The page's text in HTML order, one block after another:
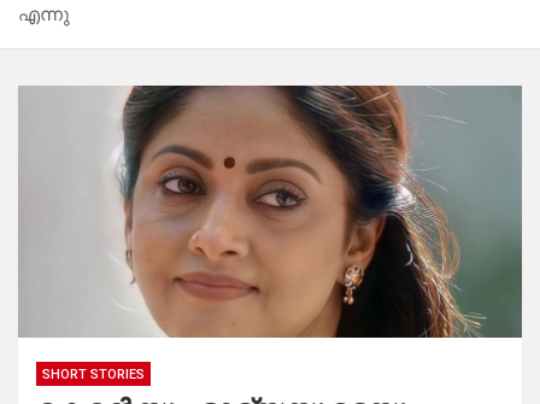
എന്നു
SHORT STORIES